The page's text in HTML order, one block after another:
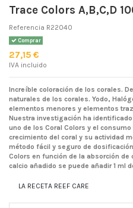
Trace Colors A,B,C,D
Referencia R22040
Comprar
27,15 €
IVA incluido
Increíble coloración de los corales.
naturales de los corales. Yodo,
elementos menores y elementos
Nuestra investigación ha
uno de los Coral Colors y el
crecimiento del coral y su actividad
método fácil y seguro de
Colors en función de la absorción de
calcio añadido se puede añadir 1 ml
LA RECETA REEF CARE